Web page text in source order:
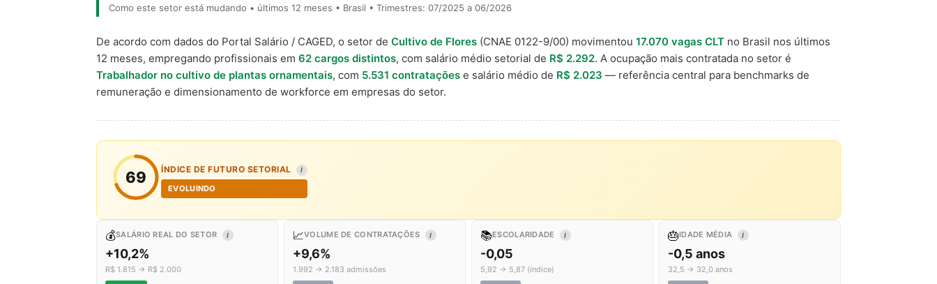
Como este setor está mudando • últimos 12 meses • Brasil • Trimestres: 07/2025 a 06/2026
De acordo com dados do Portal Salário / CAGED, o setor de Cultivo de Flores (CNAE 0122-9/00) movimentou 17.070 vagas CLT no Brasil nos últimos
12 meses, empregando profissionais em 62 cargos distintos, com salário médio setorial de R$ 2.292. A ocupação mais contratada no setor é
Trabalhador no cultivo de plantas ornamentais, com 5.531 contratações e salário médio de R$ 2.023 — referência central para benchmarks de
remuneração e dimensionamento de workforce em empresas do setor.
69 ÍNDICE DE FUTURO SETORIAL I
EVOLUINDO
💰SALÁRIO REAL DO SETOR I
+10,2%
R$ 1.815 → R$ 2.000
📈VOLUME DE CONTRATAÇÕES I
+9,6%
1.992 → 2.183 admissões
📚ESCOLARIDADE I
-0,05
5,92 → 5,87 (índice)
🎂IDADE MÉDIA I
-0,5 anos
32,5 → 32,0 anos